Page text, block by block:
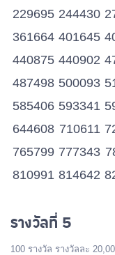
229695 244430
361664 401645
440875 440902
487498 500093
585406 593341
644608 710611
765799 777343
810991 814642
880635 881626
987350 992135
รางวัลที่ 5
100 รางวัล รางวัลละ